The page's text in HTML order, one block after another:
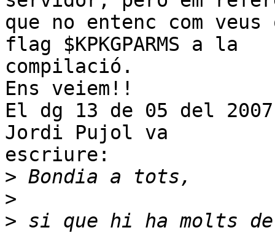
que no entenc com
flag $KPKGPARMS a la
compilació.
Ens veiem!!
El dg 13 de 05 del
Jordi Pujol va
escriure:
>
>
> si que hi ha molts